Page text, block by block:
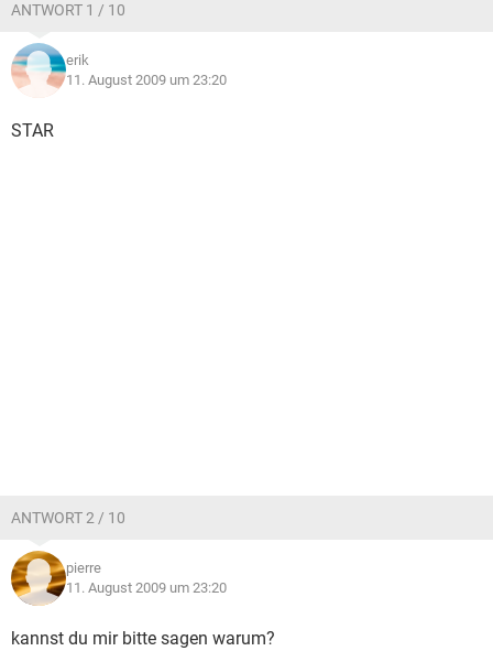
ANTWORT 1 / 10
erik
11. August 2009 um 23:20
STAR
ANTWORT 2 / 10
pierre
11. August 2009 um 23:20
kannst du mir bitte sagen warum?